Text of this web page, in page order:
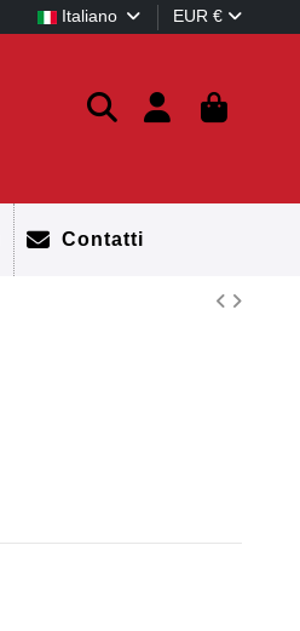
Italiano EUR €
Contatti